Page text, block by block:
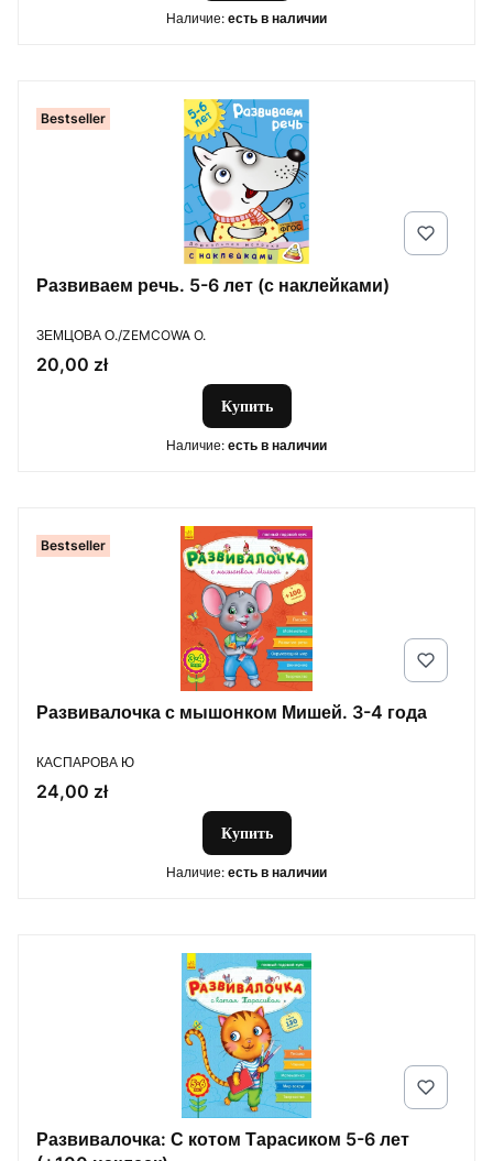
Наличие: есть в наличии
Bestseller
Развиваем речь. 5-6 лет (с наклейками)
ПРОИЗВОДИТЕЛЬ
ЗЕМЦОВА О./ZEMCOWA O.
Цена
20,00 zł
Купить
Наличие: есть в наличии
Bestseller
Развивалочка с мышонком Мишей. 3-4 года
ПРОИЗВОДИТЕЛЬ
КАСПАРОВА Ю
Цена
24,00 zł
Купить
Наличие: есть в наличии
Развивалочка: С котом Тарасиком 5-6 лет